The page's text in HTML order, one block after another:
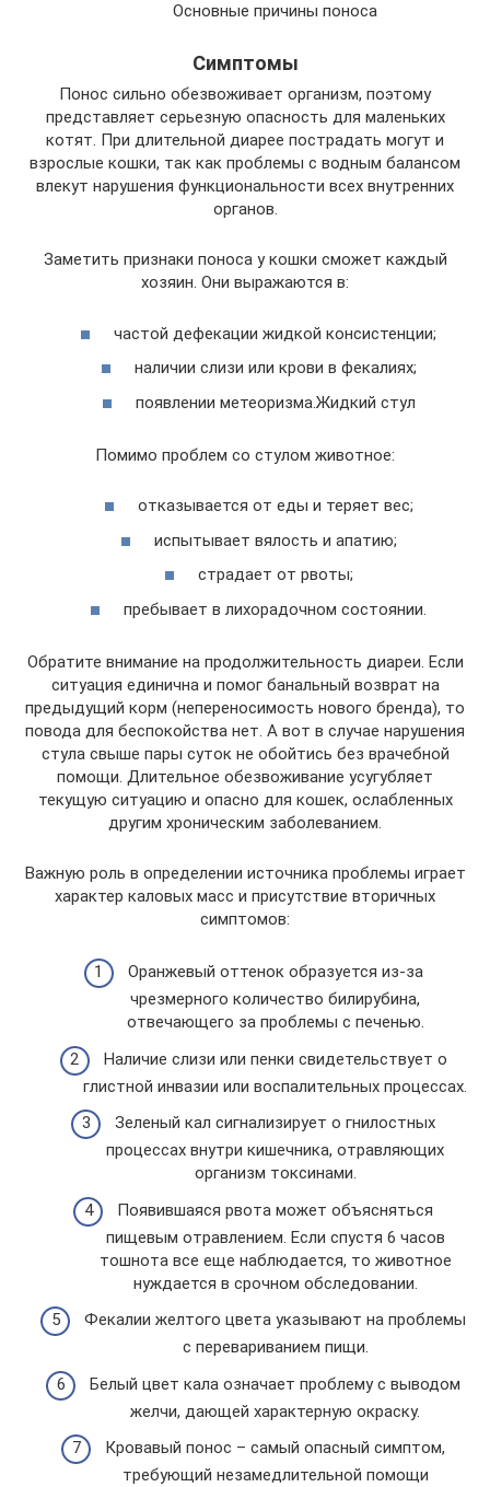
Основные причины поноса
Симптомы
Понос сильно обезвоживает организм, поэтому
представляет серьезную опасность для маленьких
котят. При длительной диарее пострадать могут и
взрослые кошки, так как проблемы с водным балансом
влекут нарушения функциональности всех внутренних
органов.
Заметить признаки поноса у кошки сможет каждый
хозяин. Они выражаются в:
частой дефекации жидкой консистенции;
наличии слизи или крови в фекалиях;
появлении метеоризма.Жидкий стул
Помимо проблем со стулом животное:
отказывается от еды и теряет вес;
испытывает вялость и апатию;
страдает от рвоты;
пребывает в лихорадочном состоянии.
Обратите внимание на продолжительность диареи. Если
ситуация единична и помог банальный возврат на
предыдущий корм (непереносимость нового бренда), то
повода для беспокойства нет. А вот в случае нарушения
стула свыше пары суток не обойтись без врачебной
помощи. Длительное обезвоживание усугубляет
текущую ситуацию и опасно для кошек, ослабленных
другим хроническим заболеванием.
Важную роль в определении источника проблемы играет
характер каловых масс и присутствие вторичных
симптомов:
Оранжевый оттенок образуется из-за
чрезмерного количество билирубина,
отвечающего за проблемы с печенью.
Наличие слизи или пенки свидетельствует о
глистной инвазии или воспалительных процессах.
Зеленый кал сигнализирует о гнилостных
процессах внутри кишечника, отравляющих
организм токсинами.
Появившаяся рвота может объясняться
пищевым отравлением. Если спустя 6 часов
тошнота все еще наблюдается, то животное
нуждается в срочном обследовании.
Фекалии желтого цвета указывают на проблемы
с перевариванием пищи.
Белый цвет кала означает проблему с выводом
желчи, дающей характерную окраску.
Кровавый понос – самый опасный симптом,
требующий незамедлительной помощи